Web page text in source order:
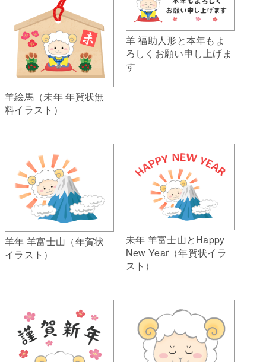
羊絵馬（未年 年賀状無
料イラスト）
羊 福助人形と本年もよ
ろしくお願い申し上げま
す
羊年 羊富士山（年賀状
イラスト）
未年 羊富士山とHappy
New Year（年賀状イラ
スト）